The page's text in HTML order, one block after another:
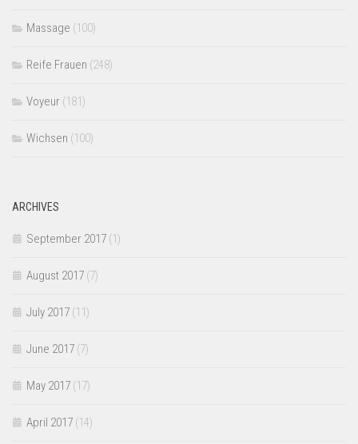
Massage (100)
Reife Frauen (248)
Voyeur (181)
Wichsen (100)
ARCHIVES
September 2017 (1)
August 2017 (7)
July 2017 (11)
June 2017 (7)
May 2017 (17)
April 2017 (14)